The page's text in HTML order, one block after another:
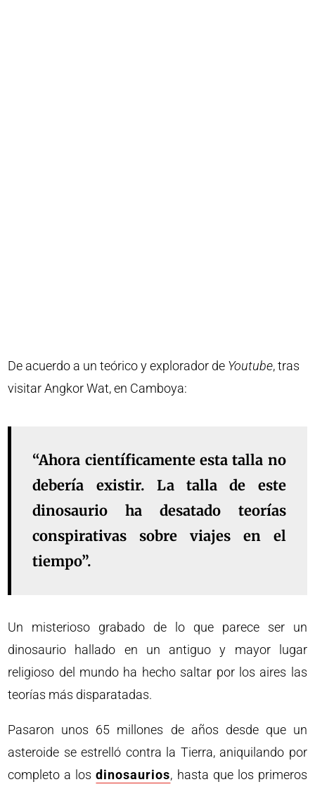
De acuerdo a un teórico y explorador de Youtube, tras
visitar Angkor Wat, en Camboya:
“Ahora científicamente esta talla no
debería existir. La talla de este
dinosaurio ha desatado teorías
conspirativas sobre viajes en el
tiempo”.
Un misterioso grabado de lo que parece ser un
dinosaurio hallado en un antiguo y mayor lugar
religioso del mundo ha hecho saltar por los aires las
teorías más disparatadas.
Pasaron unos 65 millones de años desde que un
asteroide se estrelló contra la Tierra, aniquilando por
completo a losdinosaurios, hasta que los primeros